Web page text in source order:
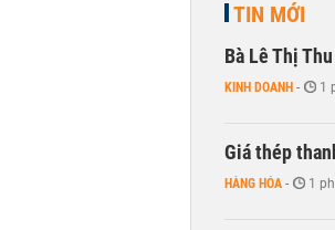
TIN MỚI
Bà Lê Thị
KINH DOANH - 1
Giá thép
HÀNG HÓA - 1